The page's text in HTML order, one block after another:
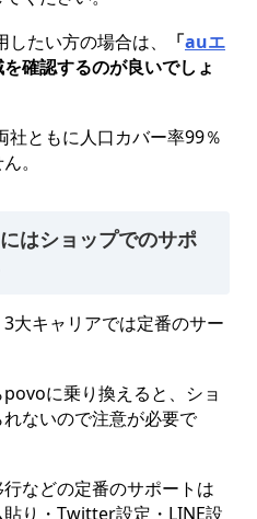
たい方の場合は、
「auエ
確認するのが良いでしょ
社ともに人口カバー率99％
。
はショップでのサポ
大キャリアでは定番のサー
に乗り換えると、ショ
ないので注意が必要で
などの定番のサポートは
り・Twitter設定・LINE設